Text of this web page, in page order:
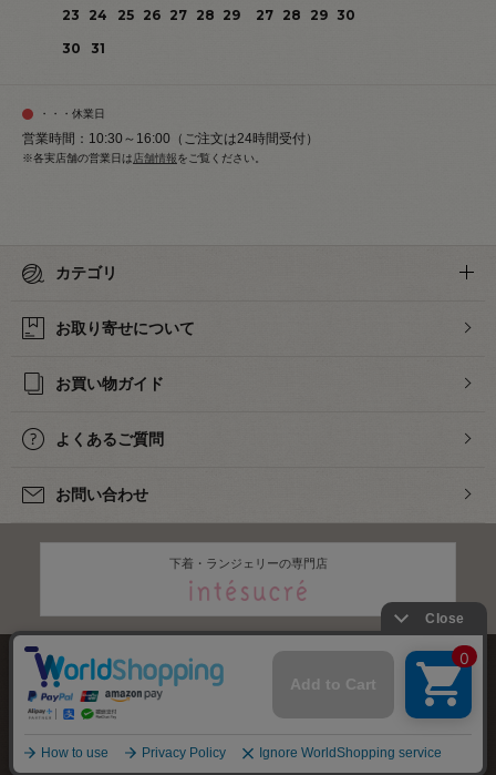
23
24 25 26 27 28 29
30
31
27 28 29 30
・・・休業日
営業時間：10:30～16:00（ご注文は24時間受付）
※各実店舗の営業日は 店舗情報をご覧ください。
カテゴリ
お取り寄せについて
お買い物ガイド
よくあるご質問
お問い合わせ
下着・ランジェリーの専門店
株式会社オカダヤ
特定商取引法に基づく表記 プライバシーポリシー サイトマップ
2012-2026OKADAYA CO.,LTD.